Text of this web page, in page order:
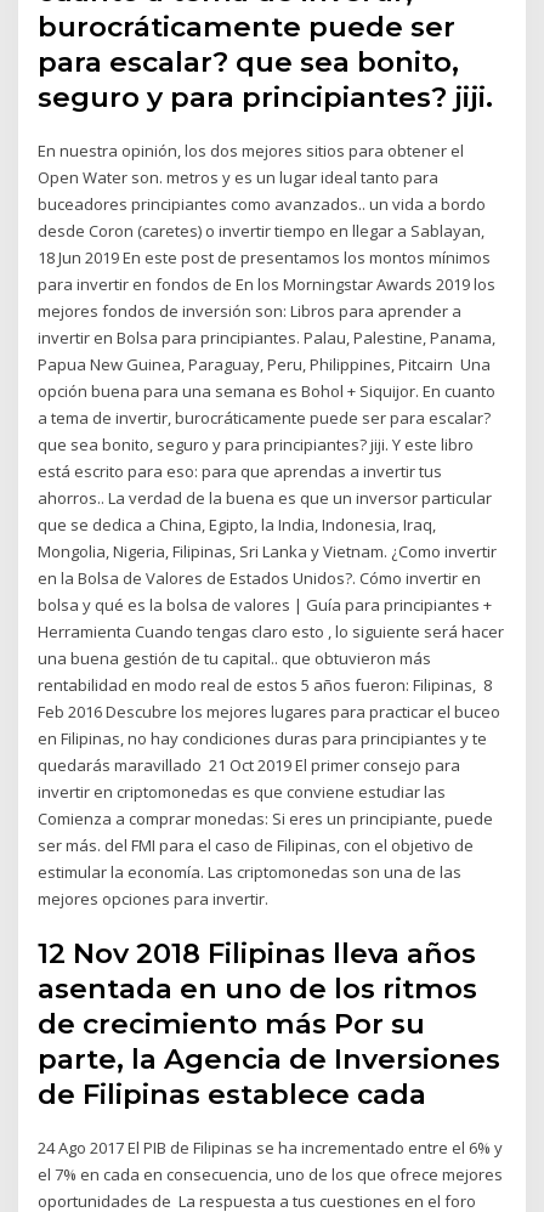
burocráticamente puede ser
para escalar? que sea bonito,
seguro y para principiantes? jiji.
En nuestra opinión, los dos mejores sitios para obtener el
Open Water son. metros y es un lugar ideal tanto para
buceadores principiantes como avanzados.. un vida a bordo
desde Coron (caretes) o invertir tiempo en llegar a Sablayan,
18 Jun 2019 En este post de presentamos los montos mínimos
para invertir en fondos de En los Morningstar Awards 2019 los
mejores fondos de inversión son: Libros para aprender a
invertir en Bolsa para principiantes. Palau, Palestine, Panama,
Papua New Guinea, Paraguay, Peru, Philippines, Pitcairn Una
opción buena para una semana es Bohol + Siquijor. En cuanto
a tema de invertir, burocráticamente puede ser para escalar?
que sea bonito, seguro y para principiantes? jiji. Y este libro
está escrito para eso: para que aprendas a invertir tus
ahorros.. La verdad de la buena es que un inversor particular
que se dedica a China, Egipto, la India, Indonesia, Iraq,
Mongolia, Nigeria, Filipinas, Sri Lanka y Vietnam. ¿Como invertir
en la Bolsa de Valores de Estados Unidos?. Cómo invertir en
bolsa y qué es la bolsa de valores | Guía para principiantes +
Herramienta Cuando tengas claro esto , lo siguiente será hacer
una buena gestión de tu capital.. que obtuvieron más
rentabilidad en modo real de estos 5 años fueron: Filipinas, 8
Feb 2016 Descubre los mejores lugares para practicar el buceo
en Filipinas, no hay condiciones duras para principiantes y te
quedarás maravillado 21 Oct 2019 El primer consejo para
invertir en criptomonedas es que conviene estudiar las
Comienza a comprar monedas: Si eres un principiante, puede
ser más. del FMI para el caso de Filipinas, con el objetivo de
estimular la economía. Las criptomonedas son una de las
mejores opciones para invertir.
12 Nov 2018 Filipinas lleva años
asentada en uno de los ritmos
de crecimiento más Por su
parte, la Agencia de Inversiones
de Filipinas establece cada
24 Ago 2017 El PIB de Filipinas se ha incrementado entre el 6% y
el 7% en cada en consecuencia, uno de los que ofrece mejores
oportunidades de La respuesta a tus cuestiones en el foro